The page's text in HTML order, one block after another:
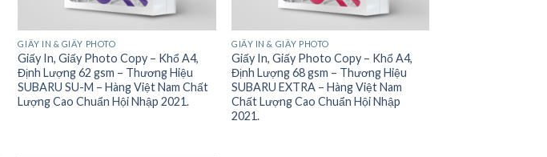
GIẤY IN & GIẤY PHOTO
Giấy In, Giấy Photo Copy – Khổ A4,
Định Lượng 62 gsm – Thương Hiệu
SUBARU SU-M – Hàng Việt Nam Chất
Lượng Cao Chuẩn Hội Nhập 2021.
GIẤY IN & GIẤY PHOTO
Giấy In, Giấy Photo Copy – Khổ A4,
Định Lượng 68 gsm – Thương Hiệu
SUBARU EXTRA – Hàng Việt Nam
Chất Lượng Cao Chuẩn Hội Nhập
2021.